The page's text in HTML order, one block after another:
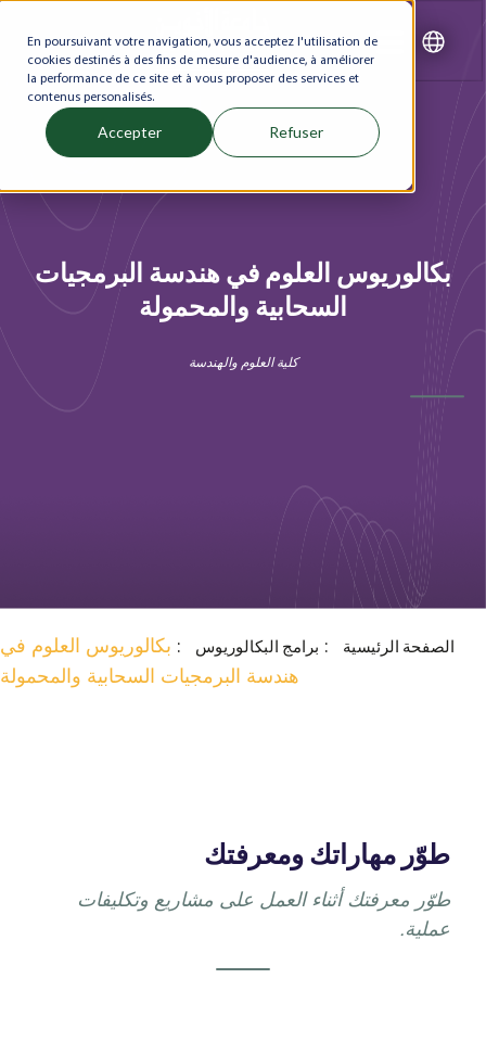
En poursuivant votre navigation, vous acceptez l'utilisation de
cookies destinés à des fins de mesure d'audience, à améliorer
la performance de ce site et à vous proposer des services et
contenus personalisés.
Accepter Refuser
بكالوريوس العلوم في هندسة البرمجيات
السحابية والمحمولة
كلية العلوم والهندسة
الصفحة الرئيسية برامج البكالوريوس
بكالوريوس العلوم في
هندسة البرمجيات السحابية والمحمولة
طوّر مهاراتك ومعرفتك
طوّر معرفتك أثناء العمل على مشاريع وتكليفات
عملية.